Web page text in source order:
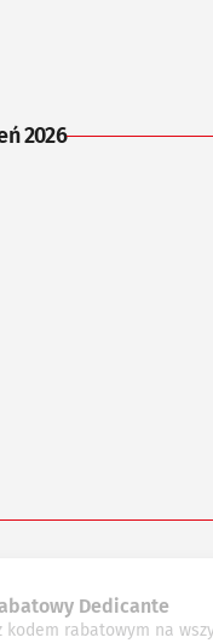
2026
Dedicante
kodem rabatowym na